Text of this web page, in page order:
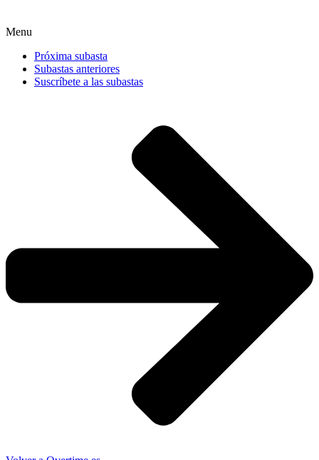
Menu
Próxima subasta
Subastas anteriores
Suscríbete a las subastas